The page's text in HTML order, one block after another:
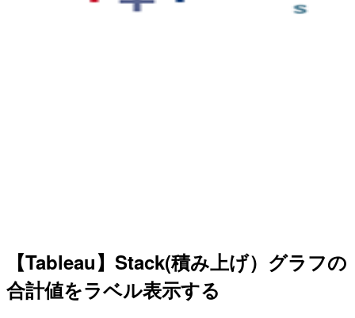
【Tableau】Stack(積み上げ）グラフの
合計値をラベル表示する